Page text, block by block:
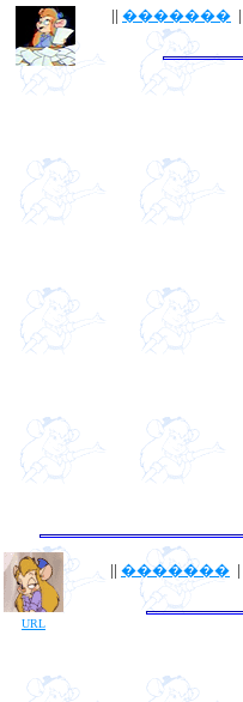
|| ������� |
URL
|| ������� |